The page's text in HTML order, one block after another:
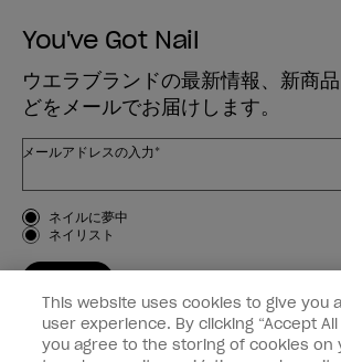
You've Got Nail
ウエラブランドの最新情報、新商
どをメールでお届けします。
メールアドレスの入力*
お客様のタイプ
ネイルに夢中
ネイリスト
OPI
This website uses cookies to give you
user experience. By clicking “Accept All
you agree to the storing of cookies on